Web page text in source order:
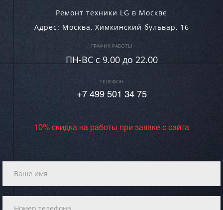
Ремонт техники LG в Москве
Адрес: Москва, Химкинский бульвар, 16
ГРАФИК РАБОТЫ
ПН-ВC c 9.00 до 22.00
ТЕЛЕФОН
+7 499 501 34 75
10% скидка на работы при заявке с сайта